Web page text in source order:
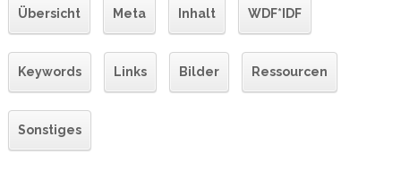
Übersicht Meta Inhalt WDF*IDF
Keywords Links Bilder Ressourcen
Sonstiges